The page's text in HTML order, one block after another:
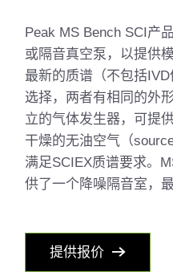
Peak MS Bench SCI产
或隔音真空泵，以提供
最新的质谱（不包括
选择，两者有相同的外
立的气体发生器，可提
干燥的无油空气（
满足SCIEX质谱要求。
供了一个降噪隔音室，
提供报价